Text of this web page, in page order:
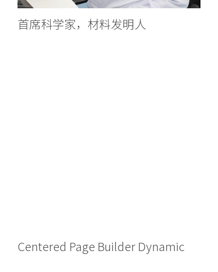
首席科学家，材料发明人
Centered Page Builder Dynamic